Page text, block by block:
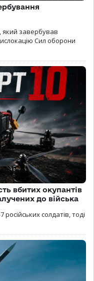
який завербував
Сил оборони
вбитих окупантів
до війська
солдатів, тоді